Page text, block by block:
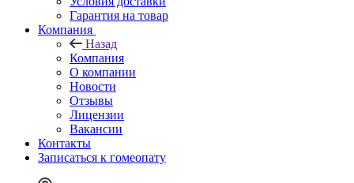
Гарантия на товар
Компания
Назад
Компания
О компании
Новости
Отзывы
Лицензии
Вакансии
Контакты
Записаться к гомеопату